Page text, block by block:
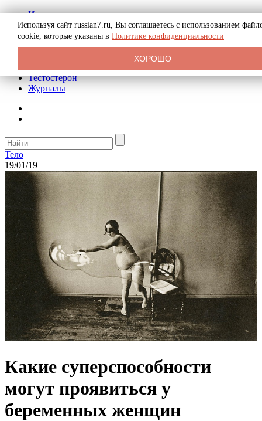
История
Биография
Криминал
Реклама на сайте
Тестостерон
Журналы
Тело
19/01/19
Какие суперспособности
могут проявиться у
беременных женщин
Используя сайт russian7.ru, Вы соглашаетесь с использованием
cookie, которые указаны в Политике конфиденциальности
ХОРОШО